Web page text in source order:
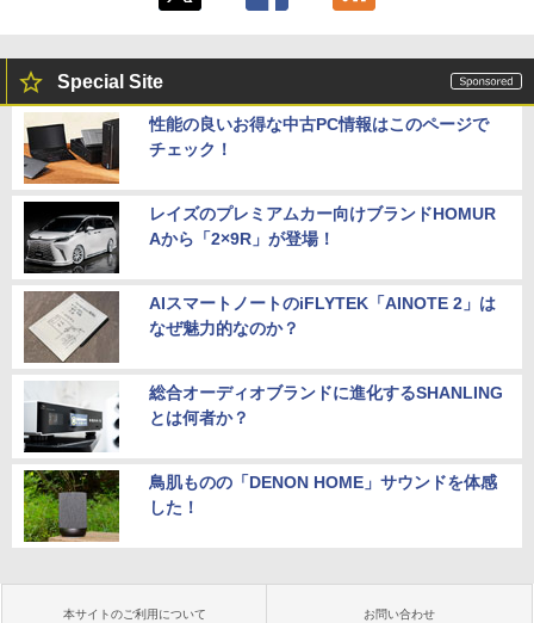
Special Site
性能の良いお得な中古PC情報はこのページで
チェック！
レイズのプレミアムカー向けブランドHOMUR
Aから「2×9R」が登場！
AIスマートノートのiFLYTEK「AINOTE 2」は
なぜ魅力的なのか？
総合オーディオブランドに進化するSHANLING
とは何者か？
鳥肌ものの「DENON HOME」サウンドを体感
した！
本サイトのご利用について お問い合わせ